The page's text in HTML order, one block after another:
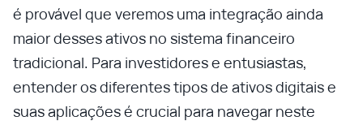
é provável que veremos uma integração ainda
maior desses ativos no sistema financeiro
tradicional. Para investidores e entusiastas,
entender os diferentes tipos de ativos digitais e
suas aplicações é crucial para navegar neste